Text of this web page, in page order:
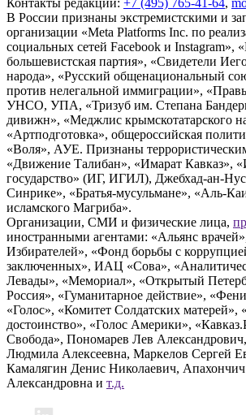
Контакты редакции: +7 (495) 765-41-64,
В России признаны экстремистскими и
организации «Meta Platforms Inc. по
социальных сетей Facebook и Instagram»,
большевистская партия», «Свидетели
народа», «Русский общенациональный
против нелегальной иммиграции»,
УНСО, УПА, «Тризуб им. Степана
дивижн», «Меджлис крымскотатарского
«Артподготовка», общероссийская
«Воля», АУЕ. Признаны
«Движение Талибан», «Имарат Кавказ»,
государство» (ИГ, ИГИЛ), Джебхад-ан-
Синрике», «Братья-мусульмане», «Аль-
исламского Магриба».
Организации, СМИ и физические лица,
иностранными агентами: «Альянс
Избирателей», «Фонд борьбы с
заключенных», ИАЦ «Сова»,
Левады», «Мемориал», «Открытый
Россия», «Гуманитарное действие»,
«Голос», «Комитет Солдатских матерей»,
достоинство», «Голос Америки»,
Свобода», Пономарев Лев
Людмила Алексеевна, Маркелов Сергей
Камалягин Денис Николаевич,
Александровна и т.д.